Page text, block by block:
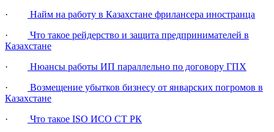
·
Найм на работу в Казахстане фрилансера иностранца
·
Что такое рейдерство и защита предпринимателей в
Казахстане
·
Нюансы работы ИП параллельно по договору ГПХ
·
Возмещение убытков бизнесу от январских погромов в
Казахстане
·
Что такое ISO ИСО СТ РК